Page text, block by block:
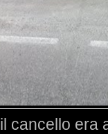
cancello era